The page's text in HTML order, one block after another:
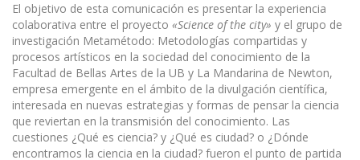
El objetivo de esta comunicación es presentar la experiencia
colaborativa entre el proyecto «Science of the city» y el grupo de
investigación Metamétodo: Metodologías compartidas y
procesos artísticos en la sociedad del conocimiento de la
Facultad de Bellas Artes de la UB y La Mandarina de Newton,
empresa emergente en el ámbito de la divulgación científica,
interesada en nuevas estrategias y formas de pensar la ciencia
que reviertan en la transmisión del conocimiento. Las
cuestiones ¿Qué es ciencia? y ¿Qué es ciudad? o ¿Dónde
encontramos la ciencia en la ciudad? fueron el punto de partida